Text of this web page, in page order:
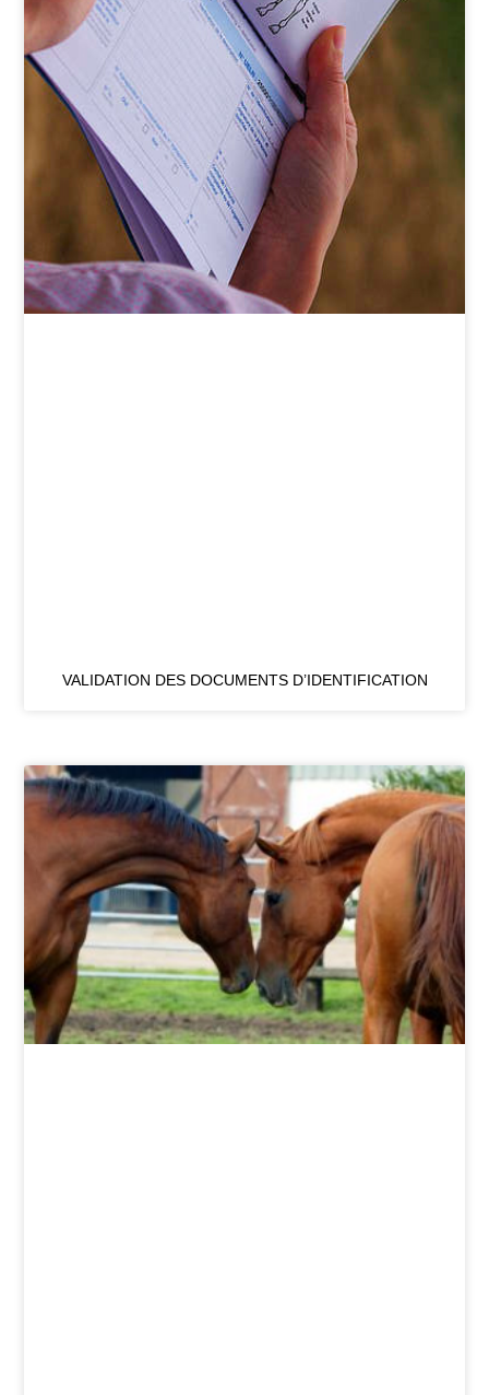
VALIDATION DES DOCUMENTS D’IDENTIFICATION